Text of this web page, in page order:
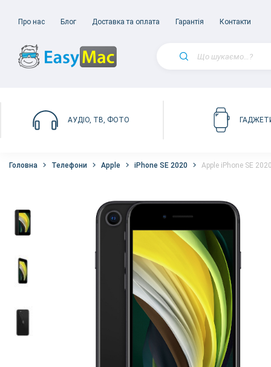
Про нас Блог Доставка та оплата Гарантія Контакти
АУДІО, ТВ, ФОТО
Головна Телефони Apple iPhone SE 2020 Apple iPhone SE